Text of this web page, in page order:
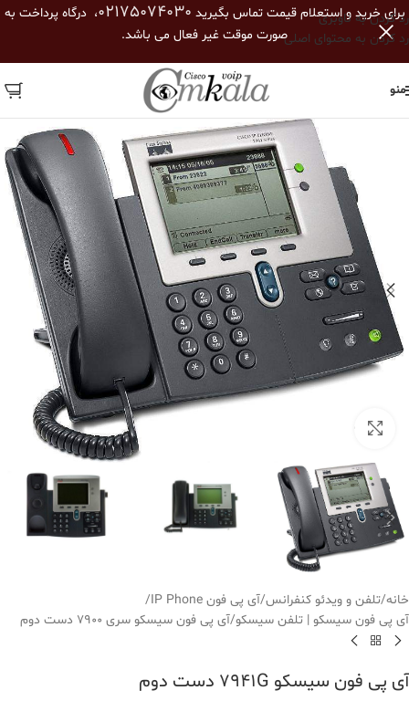
رد کردن به ناوبری
رد کردن به محتوای اصلی
برای خرید و استعلام قیمت تماس بگیرید 02175074030، درگاه پرداخت به
صورت موقت غیر فعال می باشد.
منو
خانه/تلفن و ویدئو کنفرانس/آی پی فون IP Phone
/
آی پی فون سیسکو | تلفن سیسکو/آی پی فون سیسکو سری 7900 دست دوم
آی پی فون سیسکو 7941G دست دوم